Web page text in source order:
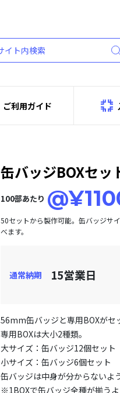
ご利用ガイド
缶バッジBOXセッ
100部あたり
50セットから製作可能。缶バッジサ
べます。
通常納期 15営業日
56mm缶バッジと専用BOXがセ
専用BOXは大小2種類。
大サイズ：缶バッジ12個セット
小サイズ：缶バッジ6個セット
缶バッジは中身が分からないよ
※1BOXで缶バッジ全種が揃うよ